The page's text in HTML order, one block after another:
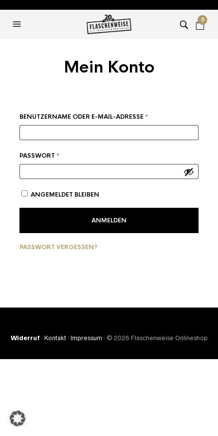
0
Mein Konto
BENUTZERNAME ODER E-MAIL-ADRESSE*ERFORDERLICH
PASSWORT *ERFORDERLICH
ANGEMELDET BLEIBEN
ANMELDEN
PASSWORT VERGESSEN?
Widerruf · Kontakt· Impressum · © 2026 Flaschenweise Onlineshop